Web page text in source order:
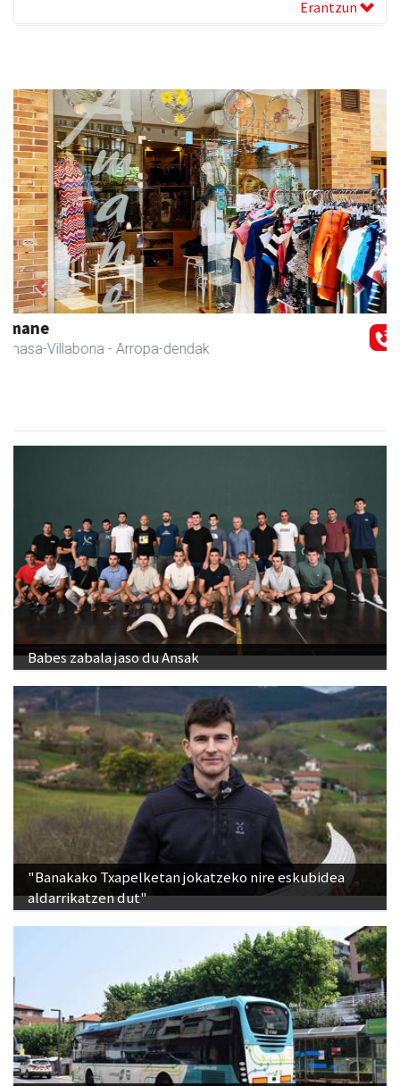
Erantzun
Txindoki taberna
Andoain -
Previous Next
Babes zabala jaso du Ansak
"Banakako Txapelketan jokatzeko nire eskubidea
aldarrikatzen dut"